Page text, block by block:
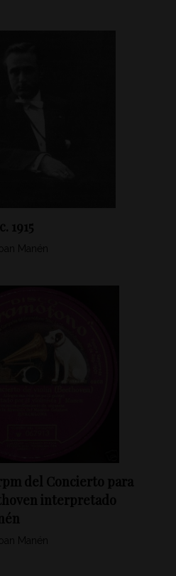
1915
Manén
del Concierto para
interpretado
Manén